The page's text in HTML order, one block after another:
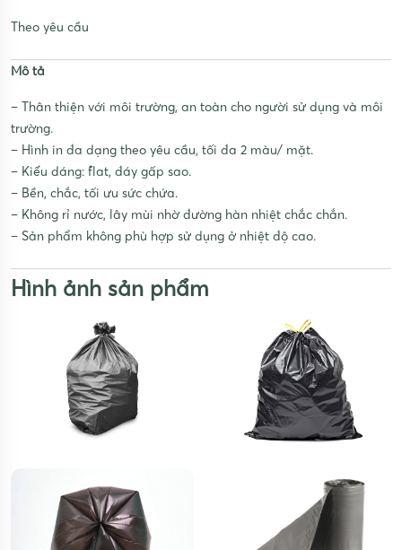
Theo yêu cầu
Mô tả
– Thân thiện với môi trường, an toàn cho người sử dụng và môi
trường.
– Hình in đa dạng theo yêu cầu, tối đa 2 màu/ mặt.
– Kiểu dáng: flat, đáy gấp sao.
– Bền, chắc, tối ưu sức chứa.
– Không rỉ nước, lây mùi nhờ đường hàn nhiệt chắc chắn.
– Sản phẩm không phù hợp sử dụng ở nhiệt độ cao.
Hình ảnh sản phẩm